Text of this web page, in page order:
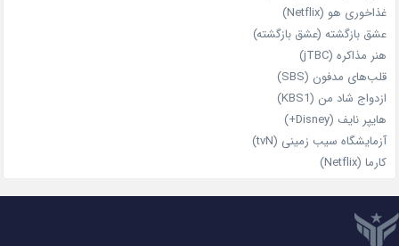
غذاخوری هو (Netflix)
عشق بازگشته (عشق بازگشته)
هنر مذاکره (jTBC)
قلب‌های مدفون (SBS)
ازدواج شاد من (KBS1)
هایپر نایف (Disney+)
آزمایشگاه سیب‌ زمینی (tvN)
کارما (Netflix)